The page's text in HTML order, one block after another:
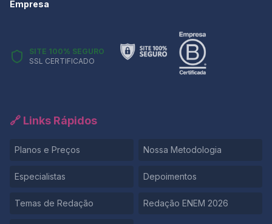
Empresa
SITE 100% SEGURO
SSL CERTIFICADO
🔗 Links Rápidos
Planos e Preços Nossa Metodologia
Especialistas Depoimentos
Temas de Redação Redação ENEM 2026